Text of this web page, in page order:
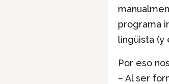
programa
lingüista
Por eso
– Al ser